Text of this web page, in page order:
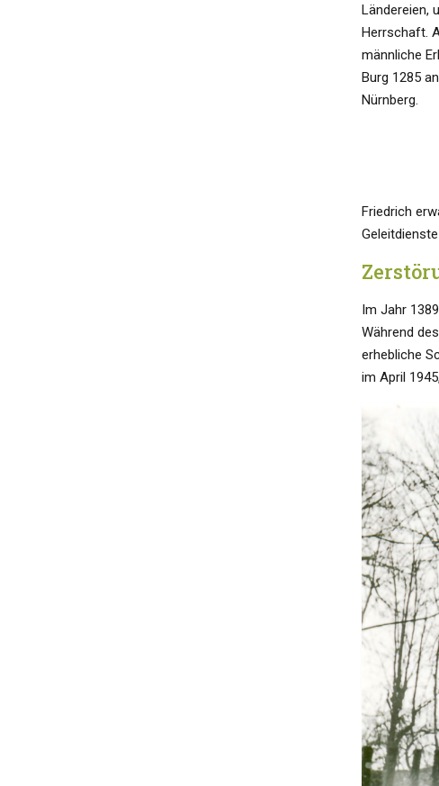
Ländereien,
Herrschaft.
männliche
Burg 1285
Nürnberg.
Friedrich
Im Jahr
Während
erhebliche
im April